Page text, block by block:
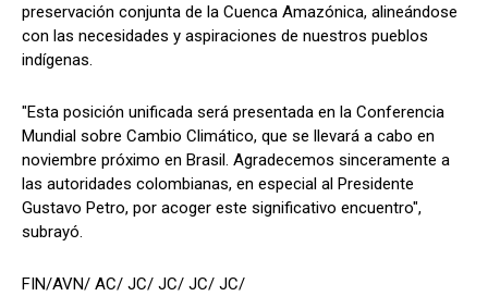
preservación conjunta de la Cuenca Amazónica, alineándose
con las necesidades y aspiraciones de nuestros pueblos
indígenas.
"Esta posición unificada será presentada en la Conferencia
Mundial sobre Cambio Climático, que se llevará a cabo en
noviembre próximo en Brasil. Agradecemos sinceramente a
las autoridades colombianas, en especial al Presidente
Gustavo Petro, por acoger este significativo encuentro",
subrayó.
FIN/AVN/ AC/ JC/ JC/ JC/ JC/